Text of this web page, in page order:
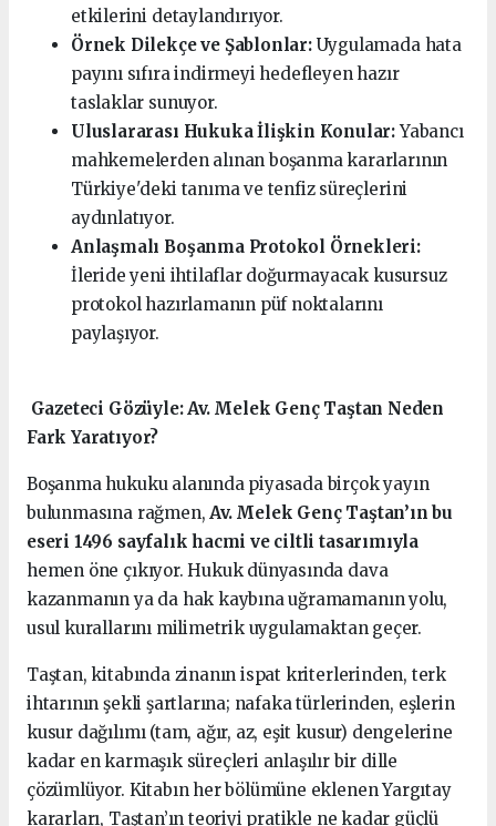
etkilerini detaylandırıyor.
Örnek Dilekçe ve Şablonlar:Uygulamada hata
payını sıfıra indirmeyi hedefleyen hazır
taslaklar sunuyor.
Uluslararası Hukuka İlişkin Konular:Yabancı
mahkemelerden alınan boşanma kararlarının
Türkiye'deki tanıma ve tenfiz süreçlerini
aydınlatıyor.
Anlaşmalı Boşanma Protokol Örnekleri:
İleride yeni ihtilaflar doğurmayacak kusursuz
protokol hazırlamanın püf noktalarını
paylaşıyor.
️ Gazeteci Gözüyle: Av. Melek Genç Taştan Neden
Fark Yaratıyor?
Boşanma hukuku alanında piyasada birçok yayın
bulunmasına rağmen,Av. Melek Genç Taştan’ın bu
eseri 1496 sayfalık hacmi ve ciltli tasarımıyla
hemen öne çıkıyor. Hukuk dünyasında dava
kazanmanın ya da hak kaybına uğramamanın yolu,
usul kurallarını milimetrik uygulamaktan geçer.
Taştan, kitabında zinanın ispat kriterlerinden, terk
ihtarının şekli şartlarına; nafaka türlerinden, eşlerin
kusur dağılımı (tam, ağır, az, eşit kusur) dengelerine
kadar en karmaşık süreçleri anlaşılır bir dille
çözümlüyor. Kitabın her bölümüne eklenen Yargıtay
kararları, Taştan’ın teoriyi pratikle ne kadar güçlü